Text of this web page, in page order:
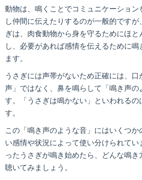
動物は、鳴くことでコミュニケーション
し仲間に伝えたりするのが一般的ですが
ぎは、肉食動物から身を守るためにほ
し、必要があれば感情を伝えるために鳴
ます。
うさぎには声帯がないため正確には、口
声」ではなく、鼻を鳴らして「鳴き声の
す。「うさぎは鳴かない」といわれるの
す。
この「鳴き声のような音」にはいくつか
い感情や状況によって使い分けられて
ったうさぎが鳴き始めたら、どんな鳴き
聴いてみましょう。